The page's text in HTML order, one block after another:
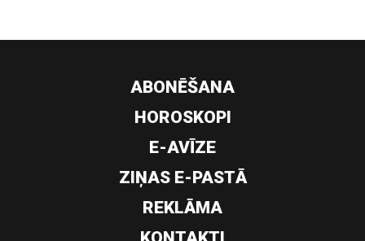
ABONĒŠANA
HOROSKOPI
E-AVĪZE
ZIŅAS E-PASTĀ
REKLĀMA